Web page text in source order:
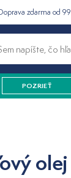
zdarma od
POZRIEŤ